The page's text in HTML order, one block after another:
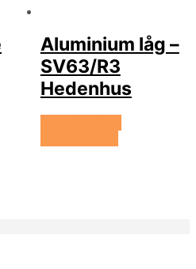
Aluminium låg –
SV63/R3
Hedenhus